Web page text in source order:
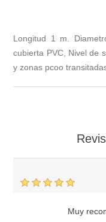
Longitud 1 m.
cubierta PVC, Nivel de
y zonas pcoo
Muy